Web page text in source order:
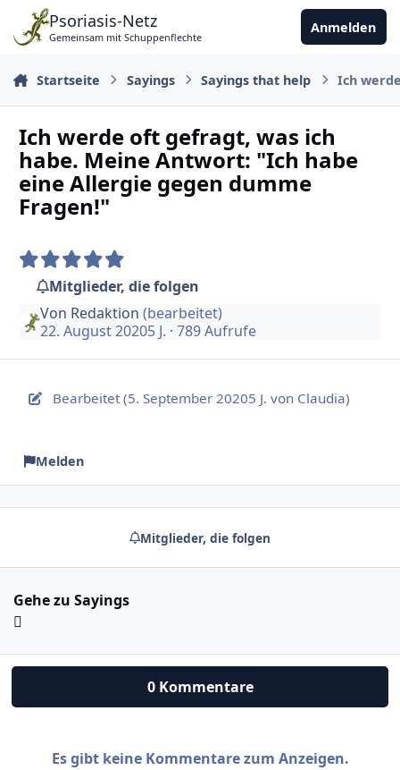
Zu Inhalt springen
Psoriasis-Netz
Gemeinsam mit Schuppenflechte
Anmelden
Startseite Sayings Sayings that help Ich
Ich werde oft gefragt, was ich
habe. Meine Antwort: "Ich habe
eine Allergie gegen dumme
Fragen!"
Mitglieder, die folgen
Von Redaktion (bearbeitet)
22. August 20205 J. · 789 Aufrufe
Bearbeitet (5. September 20205 J. von Claudia)
Melden
Mitglieder, die folgen
Gehe zu Sayings
0 Kommentare
Es gibt keine Kommentare zum Anzeigen.